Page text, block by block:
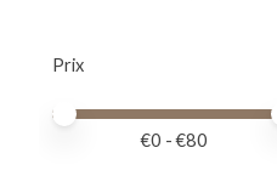
Prix
Prix minimum
Price maximum value
€0 - €80